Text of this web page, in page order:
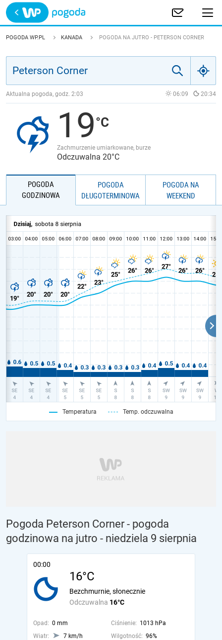
Trwa ładowanie
POLSKA
JAKOŚĆ POWIETRZA
POGODA WP.PL KANADA POGODA NA JUTRO - PETERSON CORNER
Aktualna pogoda, godz. 2:03 06:09 20:34
19
Zachmurzenie umiarkowane, burze
Odczuwalna 20°C
POGODA
GODZINOWA
POGODA
DŁUGOTERMINOWA
POGODA NA
WEEKEND
Temperatura Temp. odczuwalna
Pogoda Peterson Corner - pogoda
godzinowa na jutro - niedziela 9 sierpnia
00:00
16°C
Odczuwalna 16°C
Bezchmurnie, słonecznie
Opad: 0 mm Ciśnienie: 1013 hPa
Wiatr:
7 km/h Wilgotność: 96%